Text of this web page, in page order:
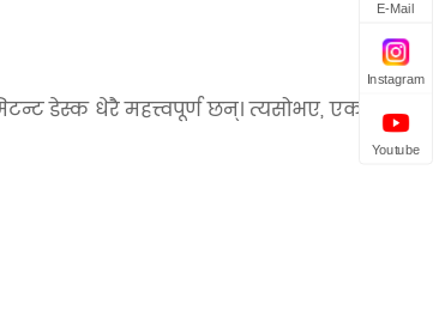
डेस्क धेरै महत्त्वपूर्ण छन्। त्यसोभए, एक योग्य
E-Mail
Instagram
Youtube